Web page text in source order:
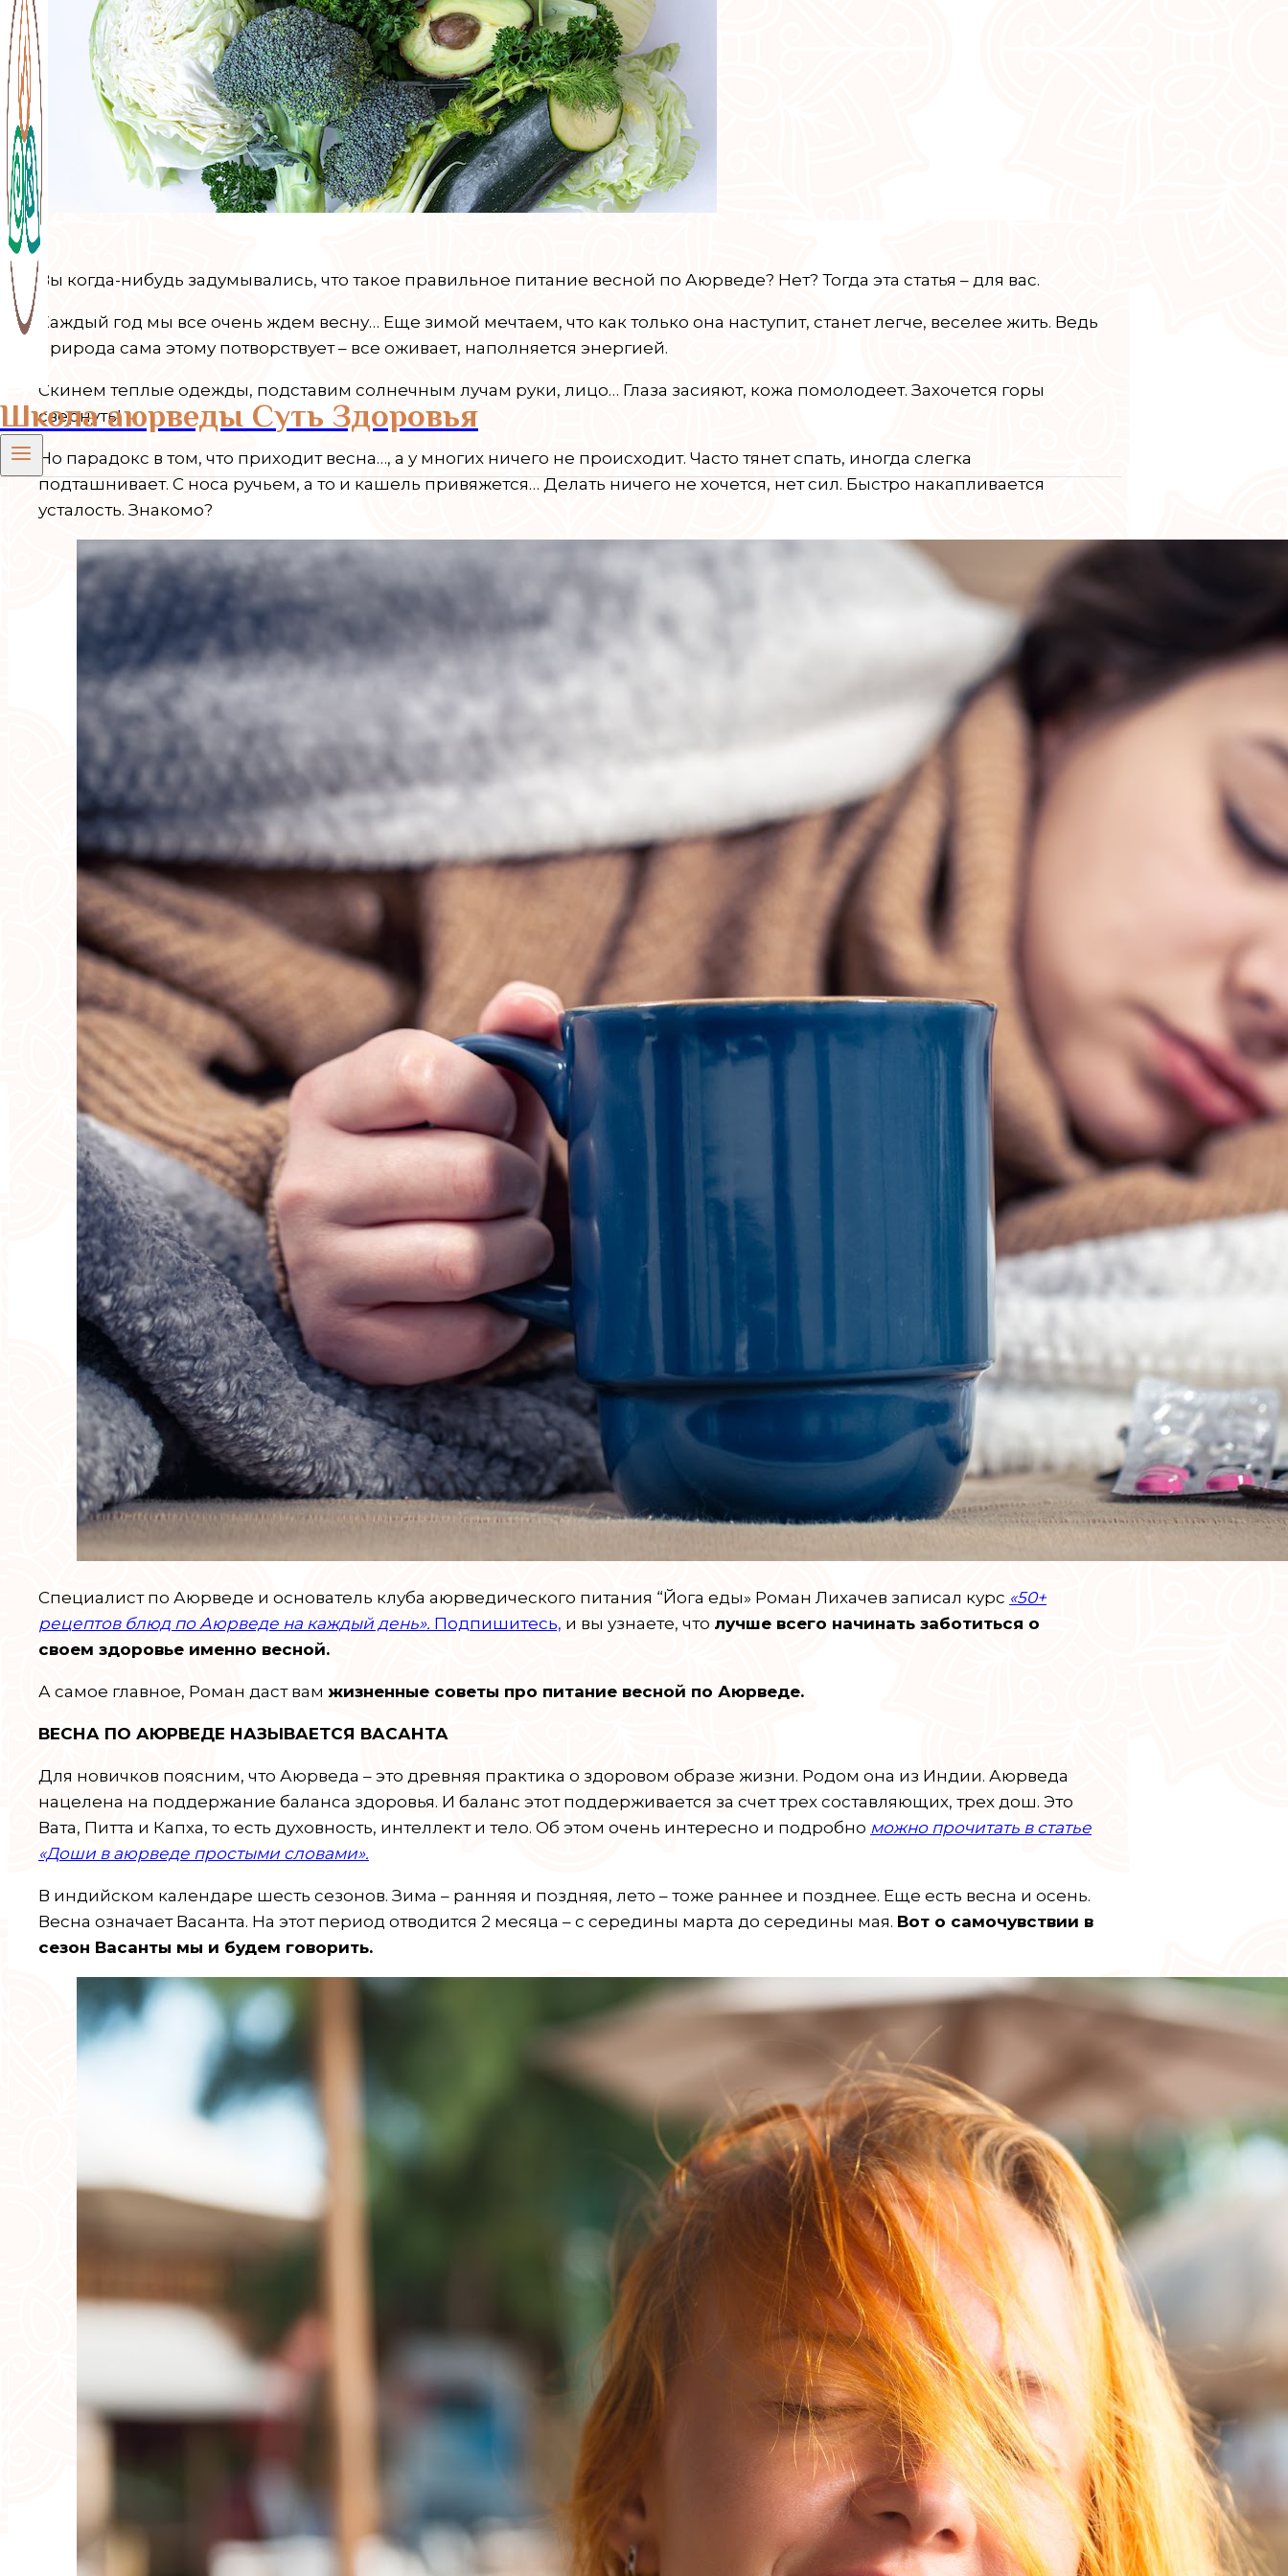
Школа аюрведы Суть Здоровья
Вы когда-нибудь задумывались, что такое правильное питание весной по Аюрведе? Нет? Тогда эта статья – для вас.
Каждый год мы все очень ждем весну… Еще зимой мечтаем, что как только она наступит, станет легче, веселее жить. Ведь
природа сама этому потворствует – все оживает, наполняется энергией.
Скинем теплые одежды, подставим солнечным лучам руки, лицо… Глаза засияют, кожа помолодеет. Захочется горы
свернуть!
Но парадокс в том, что приходит весна…, а у многих ничего не происходит. Часто тянет спать, иногда слегка
подташнивает. С носа ручьем, а то и кашель привяжется… Делать ничего не хочется, нет сил. Быстро накапливается
усталость. Знакомо?
Специалист по Аюрведе и основатель клуба аюрведического питания “Йога еды» Роман Лихачев записал курс «50+
рецептов блюд по Аюрведе на каждый день». Подпишитесь, и вы узнаете, что лучше всего начинать заботиться о
своем здоровье именно весной.
А самое главное, Роман даст вам жизненные советы про питание весной по Аюрведе.
ВЕСНА ПО АЮРВЕДЕ НАЗЫВАЕТСЯ ВАСАНТА
Для новичков поясним, что Аюрведа – это древняя практика о здоровом образе жизни. Родом она из Индии. Аюрведа
нацелена на поддержание баланса здоровья. И баланс этот поддерживается за счет трех составляющих, трех дош. Это
Вата, Питта и Капха, то есть духовность, интеллект и тело. Об этом очень интересно и подробно можно прочитать в статье
«Доши в аюрведе простыми словами».
В индийском календаре шесть сезонов. Зима – ранняя и поздняя, лето – тоже раннее и позднее. Еще есть весна и осень.
Весна означает Васанта. На этот период отводится 2 месяца – с середины марта до середины мая. Вот о самочувствии в
сезон Васанты мы и будем говорить.